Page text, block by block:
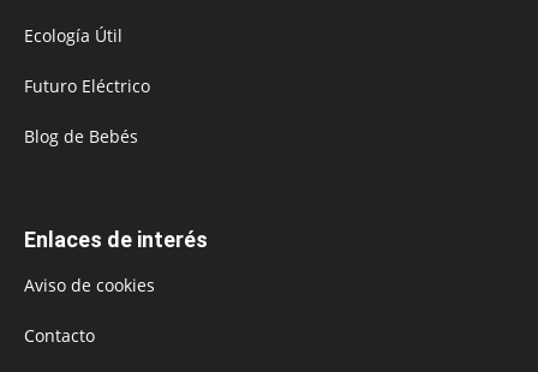
Ecología Útil
Futuro Eléctrico
Blog de Bebés
Enlaces de interés
Aviso de cookies
Contacto